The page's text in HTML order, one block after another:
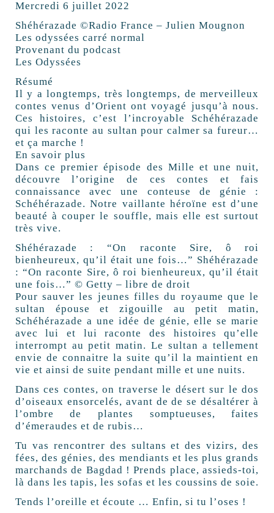
Mercredi 6 juillet 2022
Shéhérazade ©Radio France – Julien Mougnon
Les odyssées carré normal
Provenant du podcast
Les Odyssées
Résumé
Il y a longtemps, très longtemps, de merveilleux
contes venus d’Orient ont voyagé jusqu’à nous.
Ces histoires, c’est l’incroyable Schéhérazade
qui les raconte au sultan pour calmer sa fureur…
et ça marche !
En savoir plus
Dans ce premier épisode des Mille et une nuit,
découvre l’origine de ces contes et fais
connaissance avec une conteuse de génie :
Schéhérazade. Notre vaillante héroïne est d’une
beauté à couper le souffle, mais elle est surtout
très vive.
Shéhérazade : “On raconte Sire, ô roi
bienheureux, qu’il était une fois…” Shéhérazade
: “On raconte Sire, ô roi bienheureux, qu’il était
une fois…” © Getty – libre de droit
Pour sauver les jeunes filles du royaume que le
sultan épouse et zigouille au petit matin,
Schéhérazade a une idée de génie, elle se marie
avec lui et lui raconte des histoires qu’elle
interrompt au petit matin. Le sultan a tellement
envie de connaitre la suite qu’il la maintient en
vie et ainsi de suite pendant mille et une nuits.
Dans ces contes, on traverse le désert sur le dos
d’oiseaux ensorcelés, avant de de se désaltérer à
l’ombre de plantes somptueuses, faites
d’émeraudes et de rubis…
Tu vas rencontrer des sultans et des vizirs, des
fées, des génies, des mendiants et les plus grands
marchands de Bagdad ! Prends place, assieds-toi,
là dans les tapis, les sofas et les coussins de soie.
Tends l’oreille et écoute … Enfin, si tu l’oses !